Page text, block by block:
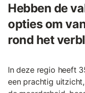
Hebben de
opties om
rond het
In deze regio heeft
een prachtig